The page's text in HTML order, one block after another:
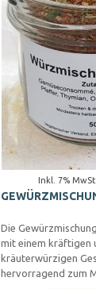
Inkl. 7% MwSt.
Die
mit einem kräftigen
kräuterwürzigen
hervorragend zum